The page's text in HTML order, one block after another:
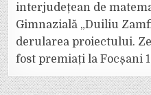
interjudețean de
Gimnazială „Duiliu
derularea proiectului.
fost premiați la Focșani